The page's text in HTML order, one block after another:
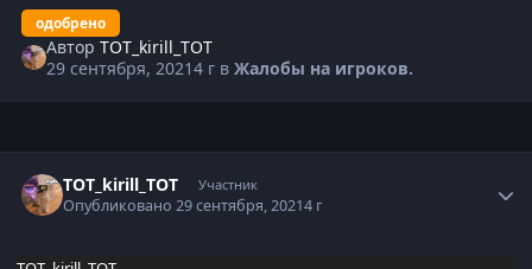
одобрено
АвторTOT_kirill_TOT
29 сентября, 20214 г вЖалобы на игроков.
TOT_kirill_TOT Участник
Опубликовано29 сентября, 20214 г